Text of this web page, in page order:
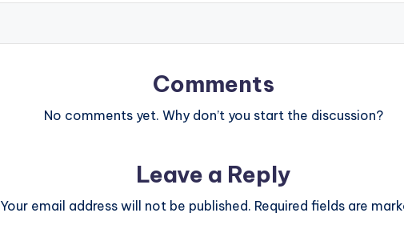
Comments
No comments yet. Why don’t you start the discussion?
Leave a Reply
Your email address will not be published. Required fields are